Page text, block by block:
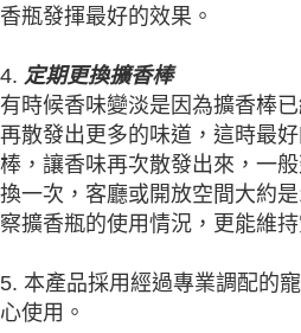
香瓶發揮最好的效果。
4. 定期更換擴香棒
有時候香味變淡是因為擴香棒
再散發出更多的味道，這時最
棒，讓香味再次散發出來，一
換一次，客廳或開放空間大約
察擴香瓶的使用情況，更能維
5. 本產品採用經過專業調配的
心使用。